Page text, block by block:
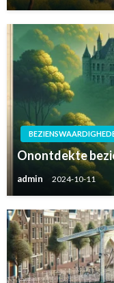
Onontdekte
admin 2024-10-11